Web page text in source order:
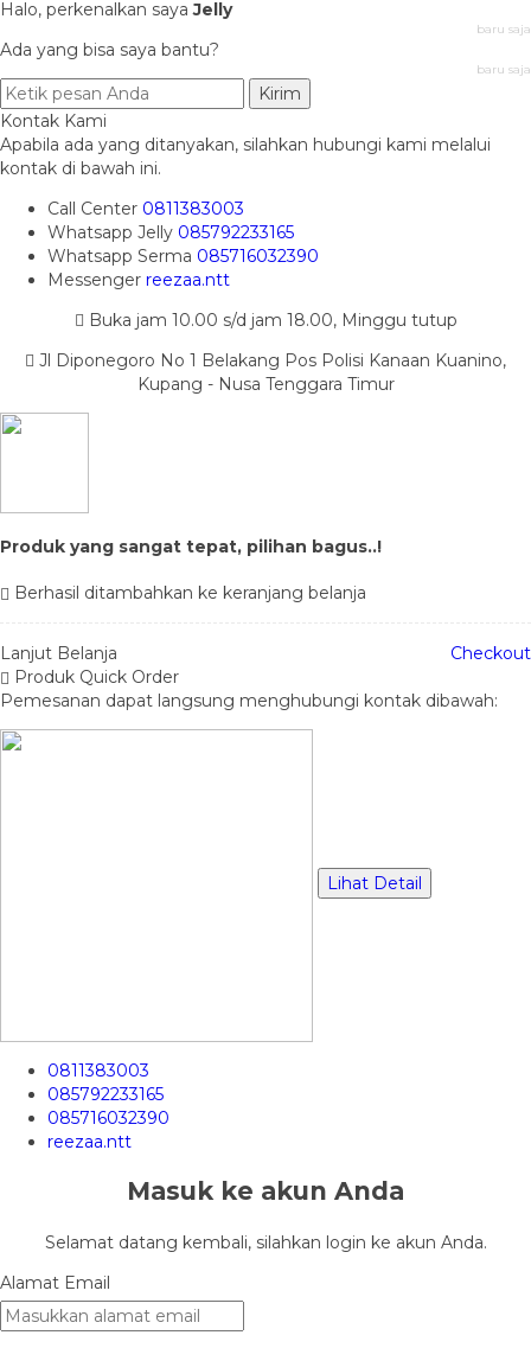
Halo, perkenalkan sayaJelly
baru saja
Ada yang bisa saya bantu?
baru saja
Kirim
Kontak Kami
Apabila ada yang ditanyakan, silahkan hubungi kami melalui
kontak di bawah ini.
Call Center 0811383003
Whatsapp Jelly 085792233165
Whatsapp Serma 085716032390
Messenger reezaa.ntt
Buka jam 10.00 s/d jam 18.00, Minggu tutup
Jl Diponegoro No 1 Belakang Pos Polisi Kanaan Kuanino,
Kupang - Nusa Tenggara Timur
Produk yang sangat tepat, pilihan bagus..!
Berhasil ditambahkan ke keranjang belanja
Lanjut Belanja
Checkout
Produk Quick Order
Pemesanan dapat langsung menghubungi kontak dibawah:
Lihat Detail
0811383003
085792233165
085716032390
reezaa.ntt
Masuk ke akun Anda
Selamat datang kembali, silahkan login ke akun Anda.
Alamat Email